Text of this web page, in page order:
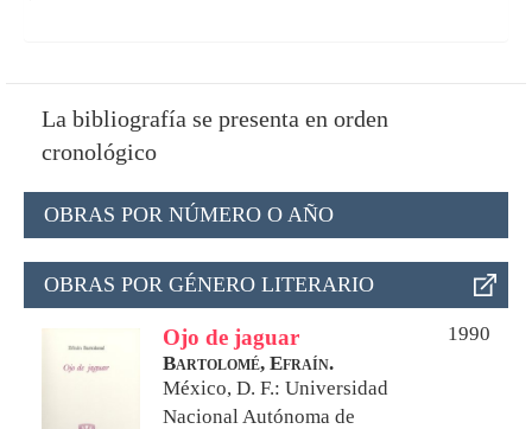
La bibliografía se presenta en orden
cronológico
OBRAS POR NÚMERO O AÑO
OBRAS POR GÉNERO LITERARIO
Ojo de jaguar
1990
Bartolomé, Efraín.
México, D. F.: Universidad
Nacional Autónoma de